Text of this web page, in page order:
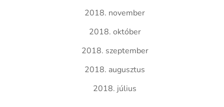
2018. november
2018. október
2018. szeptember
2018. augusztus
2018. július